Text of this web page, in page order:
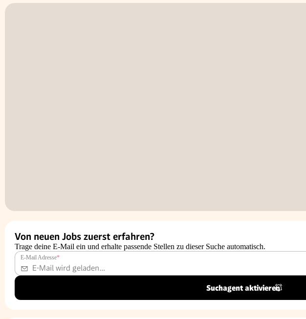
Von neuen Jobs zuerst erfahren?
Trage deine E-Mail ein und erhalte passende Stellen zu dieser Suche automatisch.
E-Mail Adresse*
Suchagent aktivieren